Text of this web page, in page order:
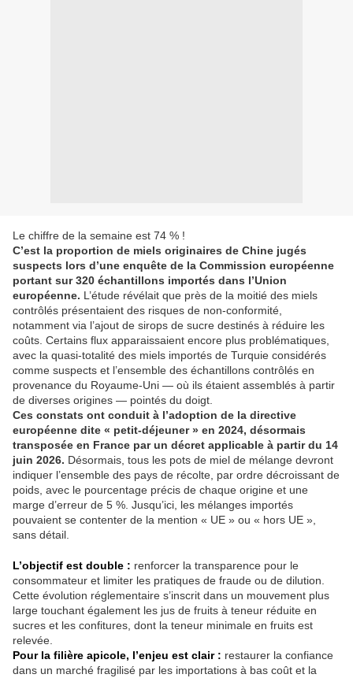
Le chiffre de la semaine est 74 % !
C’est la proportion de miels originaires de Chine jugés
suspects lors d’une enquête de la Commission européenne
portant sur 320 échantillons importés dans l’Union
européenne. L’étude révélait que près de la moitié des miels
contrôlés présentaient des risques de non-conformité,
notamment via l’ajout de sirops de sucre destinés à réduire les
coûts. Certains flux apparaissaient encore plus problématiques,
avec la quasi-totalité des miels importés de Turquie considérés
comme suspects et l’ensemble des échantillons contrôlés en
provenance du Royaume-Uni — où ils étaient assemblés à partir
de diverses origines — pointés du doigt.
Ces constats ont conduit à l’adoption de la directive
européenne dite « petit-déjeuner » en 2024, désormais
transposée en France par un décret applicable à partir du 14
juin 2026. Désormais, tous les pots de miel de mélange devront
indiquer l’ensemble des pays de récolte, par ordre décroissant de
poids, avec le pourcentage précis de chaque origine et une
marge d’erreur de 5 %. Jusqu’ici, les mélanges importés
pouvaient se contenter de la mention « UE » ou « hors UE »,
sans détail.
L’objectif est double : renforcer la transparence pour le
consommateur et limiter les pratiques de fraude ou de dilution.
Cette évolution réglementaire s’inscrit dans un mouvement plus
large touchant également les jus de fruits à teneur réduite en
sucres et les confitures, dont la teneur minimale en fruits est
relevée.
Pour la filière apicole, l’enjeu est clair : restaurer la confiance
dans un marché fragilisé par les importations à bas coût et la